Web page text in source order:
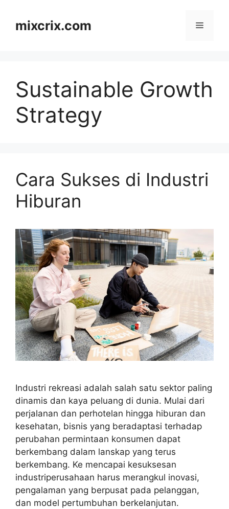
contentmixcrix.com Menu
Sustainable Growth
Strategy
Cara Sukses di Industri
Hiburan
Industri rekreasi adalah salah satu sektor paling
dinamis dan kaya peluang di dunia. Mulai dari
perjalanan dan perhotelan hingga hiburan dan
kesehatan, bisnis yang beradaptasi terhadap
perubahan permintaan konsumen dapat
berkembang dalam lanskap yang terus
berkembang. Ke mencapai kesuksesan
industriperusahaan harus merangkul inovasi,
pengalaman yang berpusat pada pelanggan,
dan model pertumbuhan berkelanjutan.